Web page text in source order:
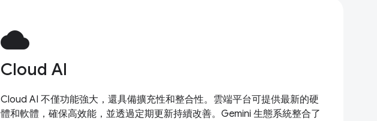
cloud
Cloud AI
Cloud AI 不僅功能強大，還具備擴充性和整合性。雲端平台可提供最新的硬
體和軟體，確保高效能，並透過定期更新持續改善。Gemini 生態系統整合了